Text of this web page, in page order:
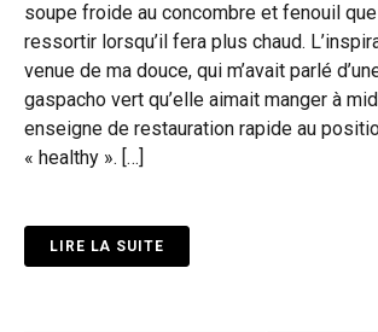
soupe froide au concombre et fenouil
ressortir lorsqu’il fera plus chaud.
venue de ma douce, qui m’avait parlé
gaspacho vert qu’elle aimait manger à
enseigne de restauration rapide au
« healthy ». […]
LIRE LA SUITE